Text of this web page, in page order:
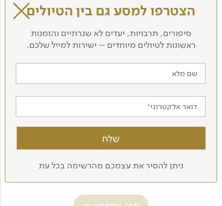
יובל בן עמי דורית גבאי
בן שפלן
הצטרפו למסע גם בין הטיולים
סיפורים, תרבויות, יעדים לא שגרתיים והזמנות
ראשונות לטיולים מיוחדים – ישירות למייל שלכם.
שם מלא
דואר אלקטרוני
ניתן להסיר את עצמכם מהרשימה בכל עת